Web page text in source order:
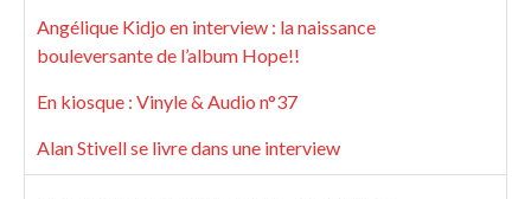
Angélique Kidjo en interview : la naissance
bouleversante de l’album Hope!!
En kiosque : Vinyle & Audio n°37
Alan Stivell se livre dans une interview